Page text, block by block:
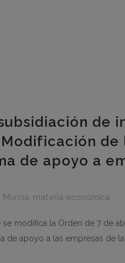
de
de
de apoyo a
materia económica
modifica la Orden de 7 de
de apoyo a las empresas de